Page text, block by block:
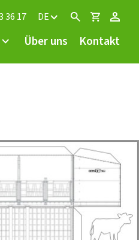
36 17 DE
Über uns Kontakt